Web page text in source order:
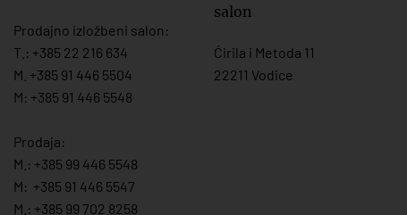
Prodajno izložbeni salon:
T.: +385 22 216 634
M. +385 91 446 5504
M: +385 91 446 5548
Prodaja:
M.: +385 99 446 5548
M: +385 91 446 5547
M.: +385 99 702 8258
salon
Ćirila i Metoda 11
22211 Vodice